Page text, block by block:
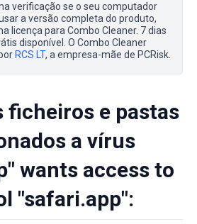
verificação se o seu computador
a versão completa do produto,
licença para Combo Cleaner. 7 dias
disponível. O Combo Cleaner
RCS LT, a empresa-mãe de PCRisk.
ficheiros e pastas
a vírus
wants access to
"safari.app":